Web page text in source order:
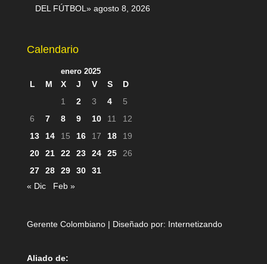
DEL FÚTBOL» agosto 8, 2026
Calendario
enero 2025
L M X J V S
D
1
2 3 4
5
6
7 8 9 10 11
12
13
14 15 16 17 18
19
20
21 22 23 24 25
26
27
28 29 30
31
« Dic
Feb »
Gerente Colombiano | Diseñado por: Internetizando
Aliado de: